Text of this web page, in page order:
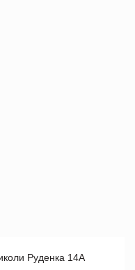
Руденка 14А